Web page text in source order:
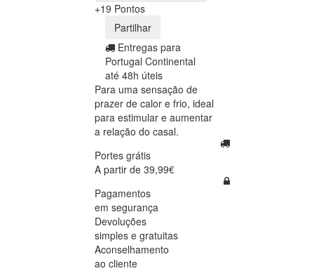
+19 Pontos
Partilhar
Entregas para
Portugal Continental
até 48h úteis
Para uma sensação de
prazer de calor e frio, ideal
para estimular e aumentar
a relação do casal.
Portes grátis
A partir de 39,99€
Pagamentos
em segurança
Devoluções
simples e gratuitas
Aconselhamento
ao cliente